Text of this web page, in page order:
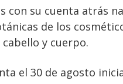
con su cuenta atrás
de los
y cuerpo.
el 30 de agosto